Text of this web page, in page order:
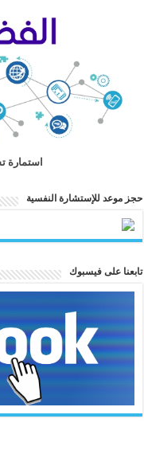
استمارة
حجز موعد للإستشارة النفسية
تابعنا على فيسبوك